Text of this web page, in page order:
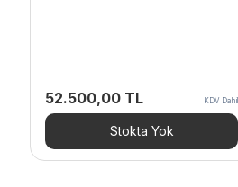
52.500,00 TL KDV Dahil
Stokta Yok